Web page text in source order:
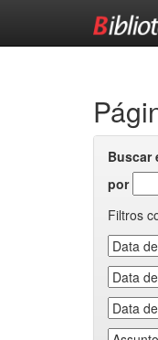
Buscar
por
Filtros